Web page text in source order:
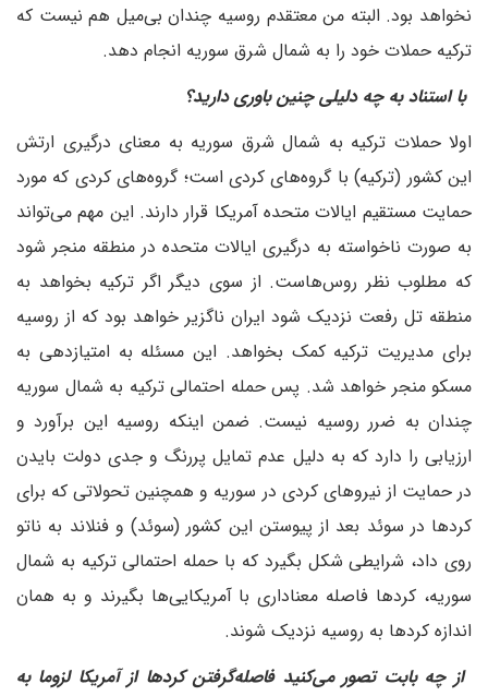
نخواهد بود. البته من معتقدم روسیه چندان بی‌میل هم نیست که
ترکیه حملات خود را به شمال شرق سوریه انجام دهد.
‌ با استناد به چه دلیلی چنین باوری دارید؟
اولا حملات ترکیه به شمال شرق سوریه به معنای درگیری ارتش
این کشور (ترکیه) با گروه‌های کردی است؛ گروه‌های کردی که مورد
حمایت مستقیم ایالات متحده آمریکا قرار دارند. این مهم می‌تواند
به صورت ناخواسته به درگیری ایالات متحده در منطقه منجر شود
که مطلوب نظر روس‌هاست. از سوی دیگر اگر ترکیه بخواهد به
منطقه تل ‌رفعت نزدیک شود ایران ناگزیر خواهد بود که از روسیه
برای مدیریت ترکیه کمک بخواهد. این مسئله به امتیازدهی به
مسکو منجر خواهد شد. پس حمله احتمالی ترکیه به شمال سوریه
چندان به ضرر روسیه نیست. ضمن اینکه روسیه این برآورد و
ارزیابی را دارد که به دلیل عدم تمایل پررنگ و جدی دولت بایدن
در حمایت از نیروهای کردی در سوریه و همچنین تحولاتی که برای
کردها در سوئد بعد از پیوستن این کشور (سوئد) و فنلاند به ناتو
روی داد، شرایطی شکل بگیرد که با حمله احتمالی ترکیه به شمال
سوریه، کردها فاصله معناداری با آمریکایی‌ها بگیرند و به همان
اندازه کردها به روسیه نزدیک شوند.
‌ از چه بابت تصور می‌کنید فاصله‌گرفتن کردها از آمریکا لزوما به